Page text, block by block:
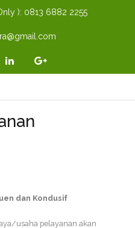
): 0813 6882 2255
dan Kondusif
usaha pelayanan akan